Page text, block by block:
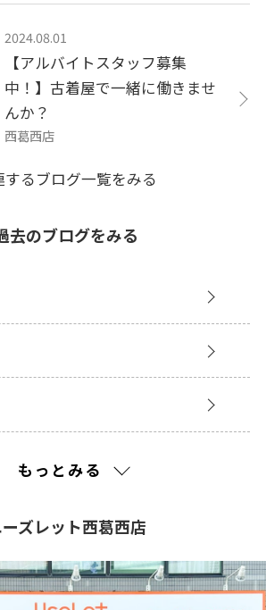
2024.08.01
【アルバイトスタッフ募集
中！】古着屋で一緒に働きませ
んか？
西葛西店
するブログ一覧をみる
去のブログをみる
もっとみる
ズレット西葛西店